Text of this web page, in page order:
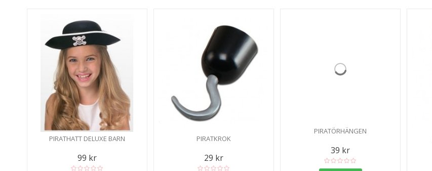
PIRATHATT DELUXE BARN
99 kr
PIRATKROK
29 kr
PIRATÖRHÄNGEN
39 kr